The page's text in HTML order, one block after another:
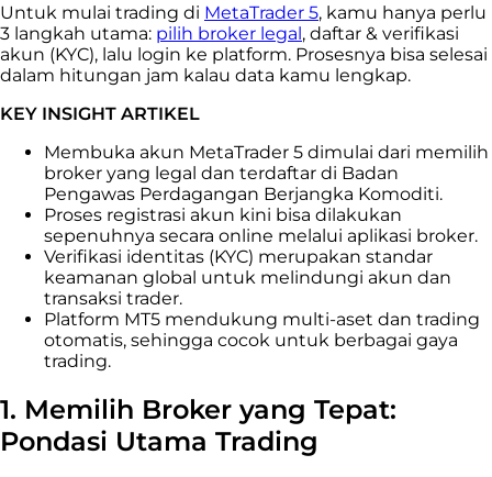
Untuk mulai trading di MetaTrader 5, kamu hanya perlu
3 langkah utama: pilih broker legal, daftar & verifikasi
akun (KYC), lalu login ke platform. Prosesnya bisa selesai
dalam hitungan jam kalau data kamu lengkap.
KEY INSIGHT ARTIKEL
Membuka akun MetaTrader 5 dimulai dari memilih
broker yang legal dan terdaftar di Badan
Pengawas Perdagangan Berjangka Komoditi.
Proses registrasi akun kini bisa dilakukan
sepenuhnya secara online melalui aplikasi broker.
Verifikasi identitas (KYC) merupakan standar
keamanan global untuk melindungi akun dan
transaksi trader.
Platform MT5 mendukung multi-aset dan trading
otomatis, sehingga cocok untuk berbagai gaya
trading.
1. Memilih Broker yang Tepat:
Pondasi Utama Trading